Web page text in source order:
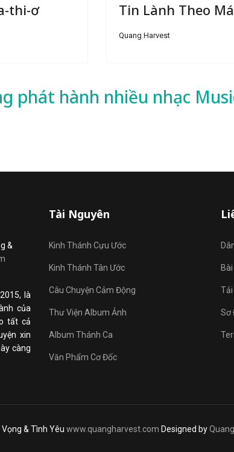
thi-ơ Tin Lành Theo
Quang Harvest
phát hành nhiều nhạc
&
là
của
tất cả
xin
càng
Tài Nguyên
Kinh Thánh Cựu Ước
Kinh Thánh Tân Ước
Câu Chuyện Cảm Động
Thư Viện Album Ảnh
Album Thánh Ca
Văn Phẩm Cơ Đốc
Tải
Sơ
& Tình Yêu www.quangharvest.com Designed by